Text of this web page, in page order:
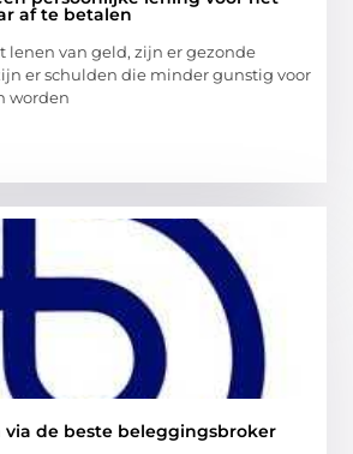
af te betalen
lenen van geld, zijn er gezonde
er schulden die minder gunstig voor
worden
de beste beleggingsbroker